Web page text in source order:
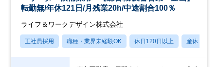
転勤無/年休121日/月残業20h/中途割合100％
ライフ＆ワークデザイン株式会社
正社員採用 職種・業界未経験OK 休日120日以上 産休・育休